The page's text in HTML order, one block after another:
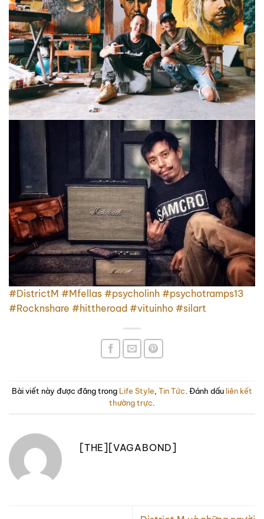
#DistrictM #Mfellas #psycholinh #psychotramps13
#Rocknshare #hittheroad #vituinho #silart
Bài viết này được đăng trong Life Style Tin Tức . Đánh dấu liên kết
thường trực
[THE][VAGABOND]